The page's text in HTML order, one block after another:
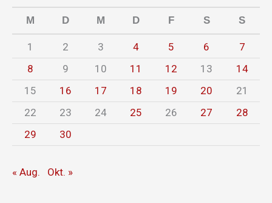
M D M D F S S
1 2 3 4 5 6
7
8
9 10 11 12 13
14
15
16 17 18 19 20
21
22
23 24 25 26 27
28
29
30
« Aug. Okt. »